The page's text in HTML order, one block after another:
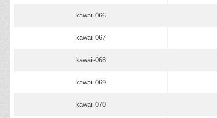
kawaii-066
kawaii-067
kawaii-068
kawaii-069
kawaii-070